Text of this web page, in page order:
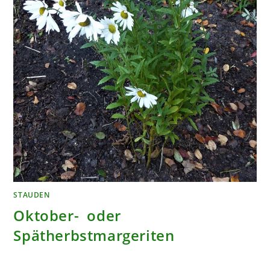
STAUDEN
Oktober- oder
Spätherbstmargeriten